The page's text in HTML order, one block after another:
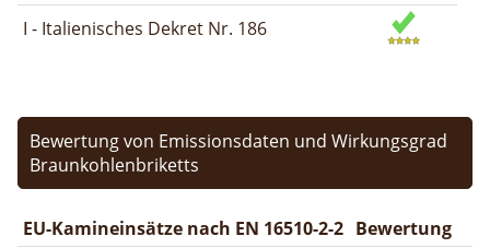
I - Italienisches Dekret Nr. 186
Bewertung von Emissionsdaten und Wirkungsgrad
Braunkohlenbriketts
EU-Kamineinsätze nach EN 16510-2-2 Bewertung